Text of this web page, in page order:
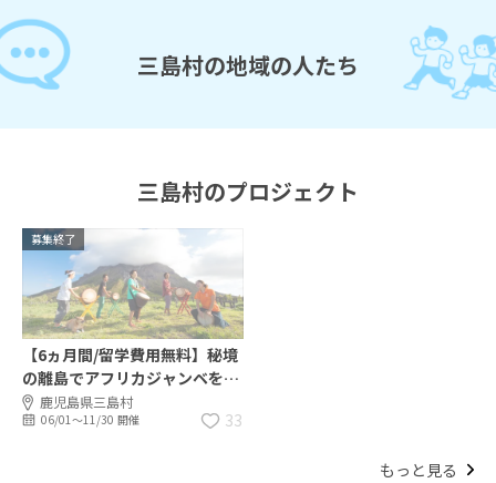
三島村の地域の人たち
三島村のプロジェクト
募集終了
【6ヵ月間/留学費用無料】秘境
の離島でアフリカジャンベを学
ぼう！
鹿児島県三島村
06/01〜11/30 開催 33
もっと見る